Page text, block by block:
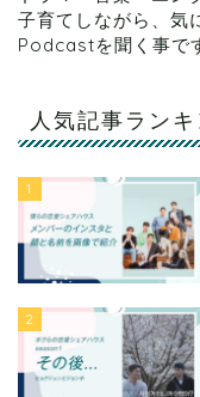
子育てしながら、気
Podcastを聞く事で
人気記事ラン
1
2